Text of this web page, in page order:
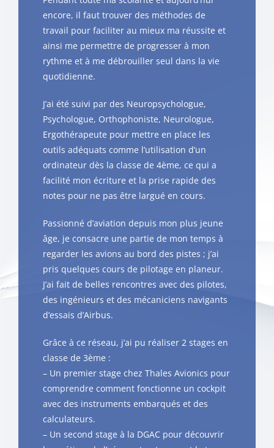
encore, il faut trouver des méthodes de
travail pour faciliter au mieux ma réussite et
ainsi me permettre de progresser à mon
rythme et à me débrouiller seul dans la vie
quotidienne.
J’ai été suivi par des Neuropsychologue,
Psychologue, Orthophoniste, Neurologue,
Ergothérapeute pour mettre en place les
outils adéquats comme l’utilisation d’un
ordinateur dès la classe de 4ème, ce qui a
facilité mon écriture et la prise rapide des
notes pour ne pas être largué en cours.
Passionné d’aviation depuis mon plus jeune
âge, je consacre une partie de mon temps à
regarder les avions au bord des pistes ; j’ai
pris quelques cours de pilotage en planeur.
J’ai fait de belles rencontres avec des pilotes,
des ingénieurs et des mécaniciens navigants
d’essais d’Airbus.
Grâce à ce réseau, j’ai pu réaliser 2 stages en
classe de 3ème :
– Un premier stage chez Thales Avionics pour
comprendre comment fonctionne un cockpit
avec des instruments embarqués et des
calculateurs.
– Un second stage à la DGAC pour découvrir